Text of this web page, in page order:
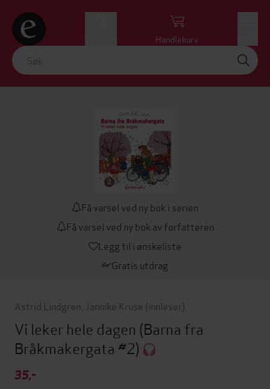
Handlekurv
Få varsel ved ny bok i serien
Få varsel ved ny bok av forfatteren
Legg til i ønskeliste
Gratis utdrag
Astrid Lindgren Jannike Kruse (innleser)
Vi leker hele dagen (Barna fra
Bråkmakergata #2)
35,-